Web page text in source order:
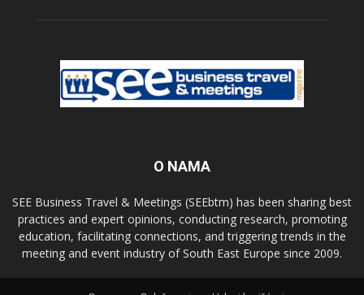
O NAMA
SEE Business Travel & Meetings (SEEbtm) has been sharing best
practices and expert opinions, conducting research, promoting
education, facilitating connections, and triggering trends in the
meeting and event industry of South East Europe since 2009.